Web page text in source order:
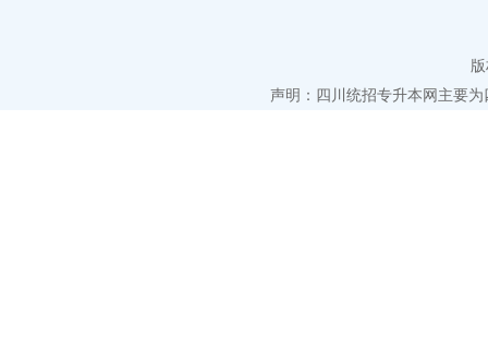
声明：四川统招专升本网主要